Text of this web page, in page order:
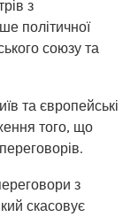
з
політичної
союзу та
та європейські
того, що
з
скасовує